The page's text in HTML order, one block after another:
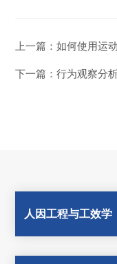
上一篇： 如何使用运
下一篇： 行为观察分
人因工程与工效学